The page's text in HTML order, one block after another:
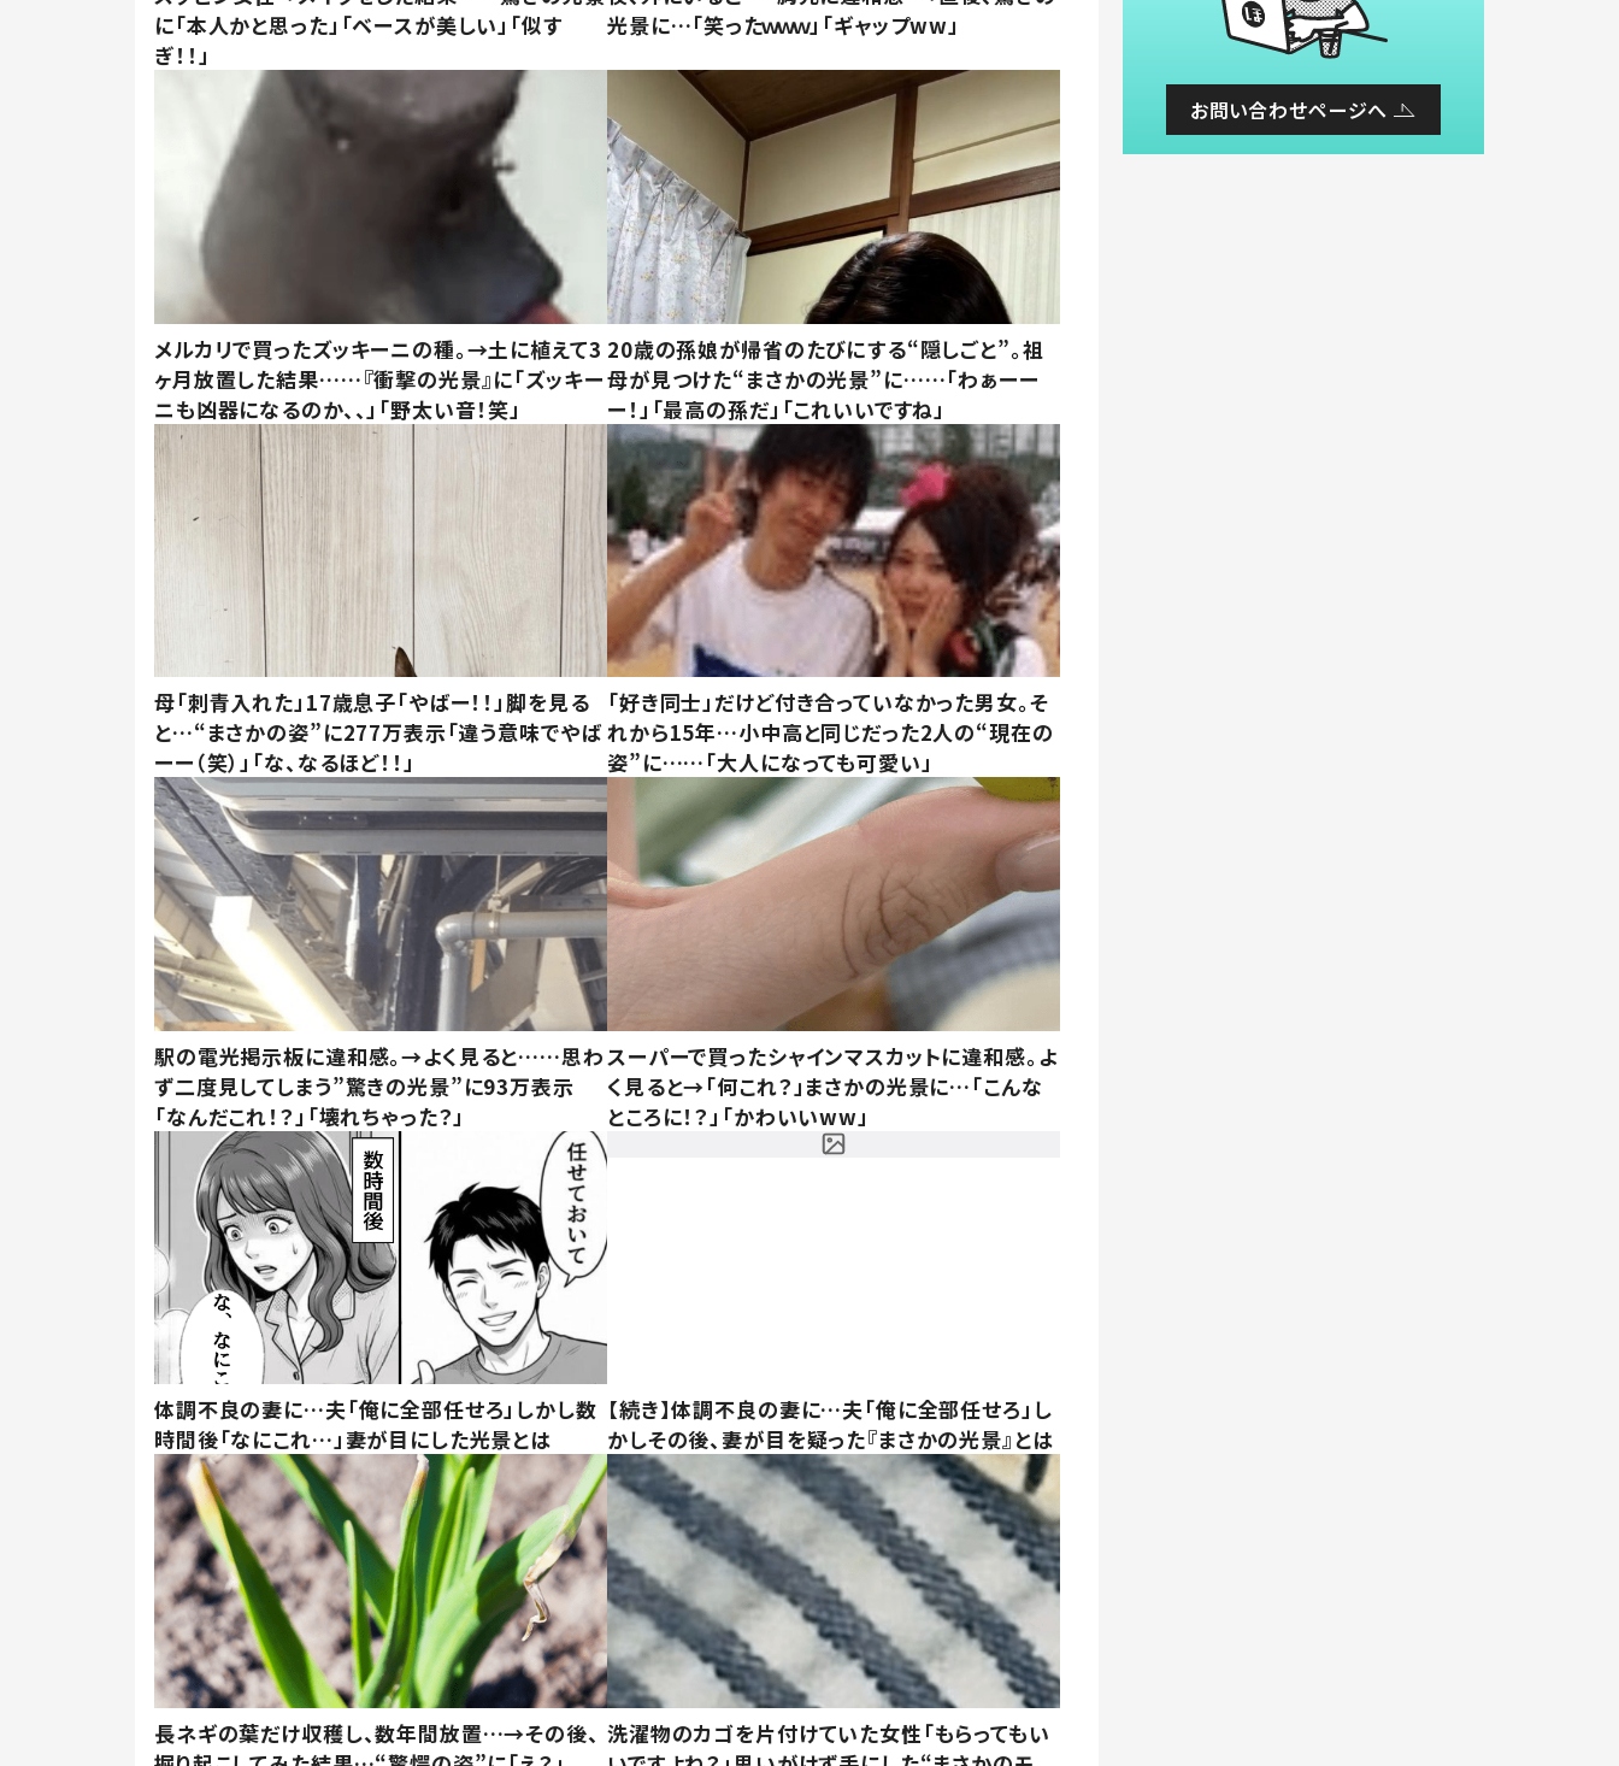
に「本人かと思った」「ベースが美しい」「似す
ぎ！！」
光景に…「笑ったｗｗｗ」「ギャップww」
メルカリで買ったズッキーニの種。→土に植えて3
ヶ月放置した結果……『衝撃の光景』に「ズッキー
ニも凶器になるのか、、」「野太い音！笑」
20歳の孫娘が帰省のたびにする“隠しごと”。祖
母が見つけた“まさかの光景”に……「わぁーー
ー！」「最高の孫だ」「これいいですね」
母「刺青入れた」17歳息子「やばー！！」脚を見る
と…“まさかの姿”に277万表示「違う意味でやば
ーー（笑）」「な、なるほど！！」
「好き同士」だけど付き合っていなかった男女。そ
れから15年…小中高と同じだった2人の“現在の
姿”に……「大人になっても可愛い」
駅の電光掲示板に違和感。→よく見ると……思わ
ず二度見してしまう”驚きの光景”に93万表示
「なんだこれ！？」「壊れちゃった？」
スーパーで買ったシャインマスカットに違和感。よ
く見ると→「何これ？」まさかの光景に…「こんな
ところに！？」「かわいいww」
体調不良の妻に…夫「俺に全部任せろ」しかし数
時間後「なにこれ…」妻が目にした光景とは
【続き】体調不良の妻に…夫「俺に全部任せろ」し
かしその後、妻が目を疑った『まさかの光景』とは
長ネギの葉だけ収穫し、数年間放置…→その後、 洗濯物のカゴを片付けていた女性「もらってもい
お問い合わせページへ